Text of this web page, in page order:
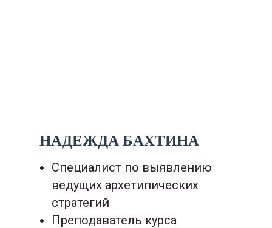
НАДЕЖДА БАХТИНА
Специалист по выявлению
ведущих архетипических
стратегий
Преподаватель курса